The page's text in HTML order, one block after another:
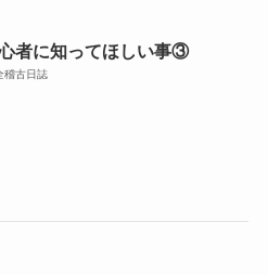
者に知ってほしい事③
稽古日誌